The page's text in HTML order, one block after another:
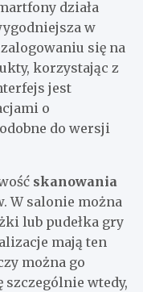
działa
w
się na
korzystając z
jest
o
do wersji
skanowania
W salonie można
lub pudełka gry
mają ten
można go
wtedy,